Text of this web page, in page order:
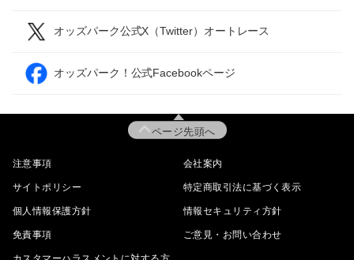
オッズパーク公式X（Twitter）オートレース
オッズパーク！公式Facebookページ
ページ先頭へ
注意事項 会社案内
サイトポリシー 特定商取引法に基づく表示
個人情報保護方針 情報セキュリティ方針
免責事項 ご意見・お問い合わせ